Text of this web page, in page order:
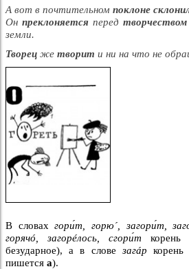
А вот в почтительном поклоне
Он преклоняетсяперед творчеством
земли.
Творец же творит и ни на что не
В словахгори́т, горю´, загори́т,
горячó, загорéлось, сгори́т корень
безударное), а в слове загáр
пишется а).